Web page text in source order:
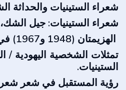
شعراء الستينيات والحداثة
شعراء الستينيات: جيل الشك،
الهزيمتان (1948 و1967) في شعر جيل الستينيات.
تمثلات الشخصية اليهودية
الستينيات.
رؤية المستقبل في شعر